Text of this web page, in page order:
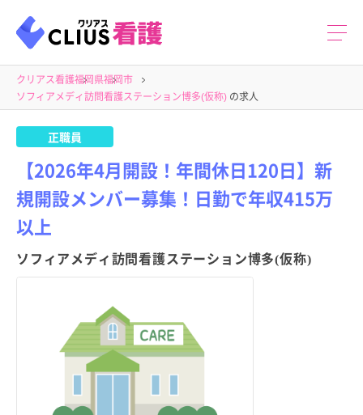
クリアス看護福岡県福岡市
ソフィアメディ訪問看護ステーション博多(仮称) の求人
正職員
【2026年4月開設！年間休日120日】新
規開設メンバー募集！日勤で年収415万
以上
ソフィアメディ訪問看護ステーション博多(仮称)